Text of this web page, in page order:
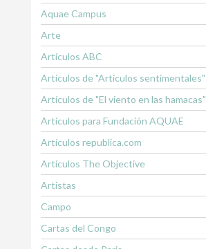
Aquae Campus
Arte
Artículos ABC
Artículos de "Artículos sentimentales"
Artículos de "El viento en las hamacas"
Artículos para Fundación AQUAE
Artículos republica.com
Artículos The Objective
Artistas
Campo
Cartas del Congo